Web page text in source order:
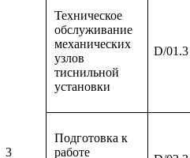
3
Техническое
обслуживание
механических
узлов
тиснильной
установки
D/01.3
Подготовка к
работе